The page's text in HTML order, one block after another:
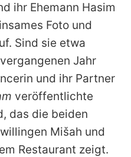
Promiflash
Richtlinien
ihr Ehemann Hasim
Foto und
Sind sie etwa
Jahr
und ihr Partner
veröffentlichte
das die beiden
Mišah und
Restaurant zeigt.